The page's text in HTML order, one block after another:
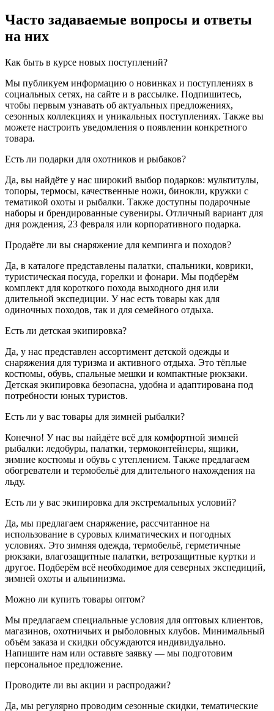
Часто задаваемые вопросы и ответы
на них
Как быть в курсе новых поступлений?
Мы публикуем информацию о новинках и поступлениях в
социальных сетях, на сайте и в рассылке. Подпишитесь,
чтобы первым узнавать об актуальных предложениях,
сезонных коллекциях и уникальных поступлениях. Также вы
можете настроить уведомления о появлении конкретного
товара.
Есть ли подарки для охотников и рыбаков?
Да, вы найдёте у нас широкий выбор подарков: мультитулы,
топоры, термосы, качественные ножи, бинокли, кружки с
тематикой охоты и рыбалки. Также доступны подарочные
наборы и брендированные сувениры. Отличный вариант для
дня рождения, 23 февраля или корпоративного подарка.
Продаёте ли вы снаряжение для кемпинга и походов?
Да, в каталоге представлены палатки, спальники, коврики,
туристическая посуда, горелки и фонари. Мы подберём
комплект для короткого похода выходного дня или
длительной экспедиции. У нас есть товары как для
одиночных походов, так и для семейного отдыха.
Есть ли детская экипировка?
Да, у нас представлен ассортимент детской одежды и
снаряжения для туризма и активного отдыха. Это тёплые
костюмы, обувь, спальные мешки и компактные рюкзаки.
Детская экипировка безопасна, удобна и адаптирована под
потребности юных туристов.
Есть ли у вас товары для зимней рыбалки?
Конечно! У нас вы найдёте всё для комфортной зимней
рыбалки: ледобуры, палатки, термоконтейнеры, ящики,
зимние костюмы и обувь с утеплением. Также предлагаем
обогреватели и термобельё для длительного нахождения на
льду.
Есть ли у вас экипировка для экстремальных условий?
Да, мы предлагаем снаряжение, рассчитанное на
использование в суровых климатических и погодных
условиях. Это зимняя одежда, термобельё, герметичные
рюкзаки, влагозащитные палатки, ветрозащитные куртки и
другое. Подберём всё необходимое для северных экспедиций,
зимней охоты и альпинизма.
Можно ли купить товары оптом?
Мы предлагаем специальные условия для оптовых клиентов,
магазинов, охотничьих и рыболовных клубов. Минимальный
объём заказа и скидки обсуждаются индивидуально.
Напишите нам или оставьте заявку — мы подготовим
персональное предложение.
Проводите ли вы акции и распродажи?
Да, мы регулярно проводим сезонные скидки, тематические